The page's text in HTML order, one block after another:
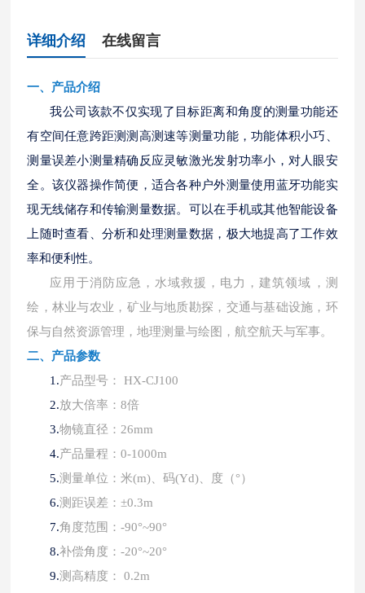
详细介绍 在线留言
一、产品介绍
我公司该款不仅实现了目标距离和角度的测量功能还
有空间任意跨距测测高测速等测量功能，功能体积小巧、
测量误差小测量精确反应灵敏激光发射功率小，对人眼安
全。该仪器操作简便，适合各种户外测量使用蓝牙功能实
现无线储存和传输测量数据。可以在手机或其他智能设备
上随时查看、分析和处理测量数据，极大地提高了工作效
率和便利性。
应用于消防应急，水域救援，电力，建筑领域
‌，测
绘，林业与农业‌，矿业与地质勘探‌，交通与基础设施，环
保与自然资源管理，地理测量与绘图‌，航空航天与军事‌。
二、产品参数
1.产品型号：
HX-CJ100
2.放大倍率：8倍
3.物镜直径： 26mm
4.产品量程：0-1000m
5.测量单位：米(m)、码(Yd)、度（°）
6.测距误差：±0.3m
7.角度范围：-90°~90°
8.补偿角度：-20°~20°
9.测高精度：
0.2m